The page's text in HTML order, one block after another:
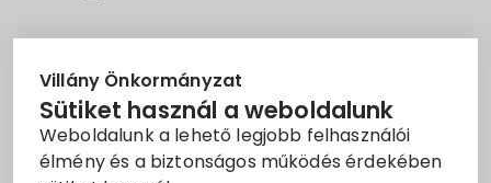
Villány Önkormányzat
Sütiket használ a weboldalunk
Weboldalunk a lehető legjobb felhasználói
élmény és a biztonságos működés érdekében
Rendelettár
Pályázatok
Villány Város Önkormányzata
Cím: 7773 Villány, Fő tér 1.
Tel:+36 72/592-930
E-mail:varoshaza@villany.hu